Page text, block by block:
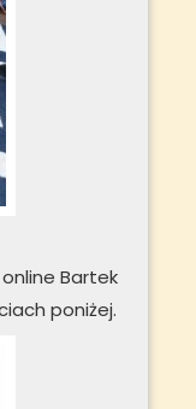
Bartek
poniżej.